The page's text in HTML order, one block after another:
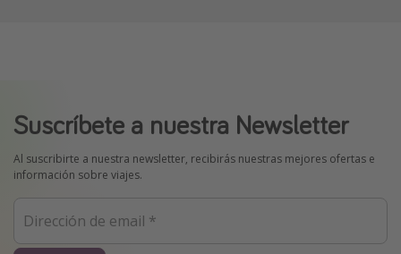
Suscríbete a nuestra Newsletter
Al suscribirte a nuestra newsletter, recibirás nuestras mejores ofertas e
información sobre viajes.